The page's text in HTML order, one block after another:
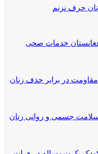
حرف نزنم
زن در افغانستان خدمات صحی
مقاومت در برابر حذف زنان
جسمی و روانی زنان